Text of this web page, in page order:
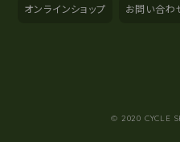
オンラインショップ お問い合わ
© 2020 CYCLE